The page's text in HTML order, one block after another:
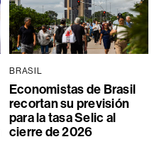
BRASIL
Economistas de Brasil
recortan su previsión
para la tasa Selic al
cierre de 2026